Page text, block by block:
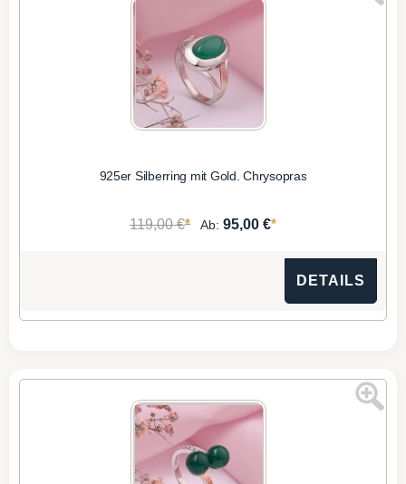
925er Silberring mit Gold. Chrysopras
119,00 €* Ab: 95,00 €*
DETAILS